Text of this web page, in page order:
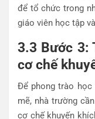
để tổ chức trong
giáo viên học tập
3.3 Bước 3:
cơ chế
Để phong trào học
mẽ, nhà trường
cơ chế khuyến